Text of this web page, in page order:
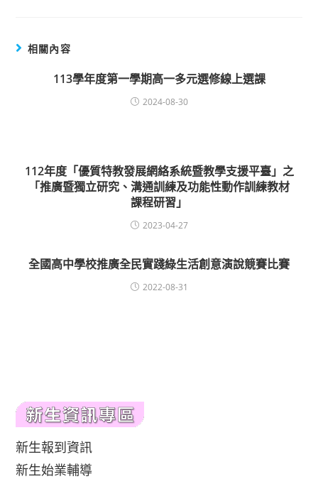
相關內容
113學年度第一學期高一多元選修線上選課
2024-08-30
112年度「優質特教發展網絡系統暨教學支援平臺」之
「推廣暨獨立研究、溝通訓練及功能性動作訓練教材
課程研習」
2023-04-27
全國高中學校推廣全民實踐綠生活創意演說競賽比賽
2022-08-31
新生報到資訊
新生始業輔導